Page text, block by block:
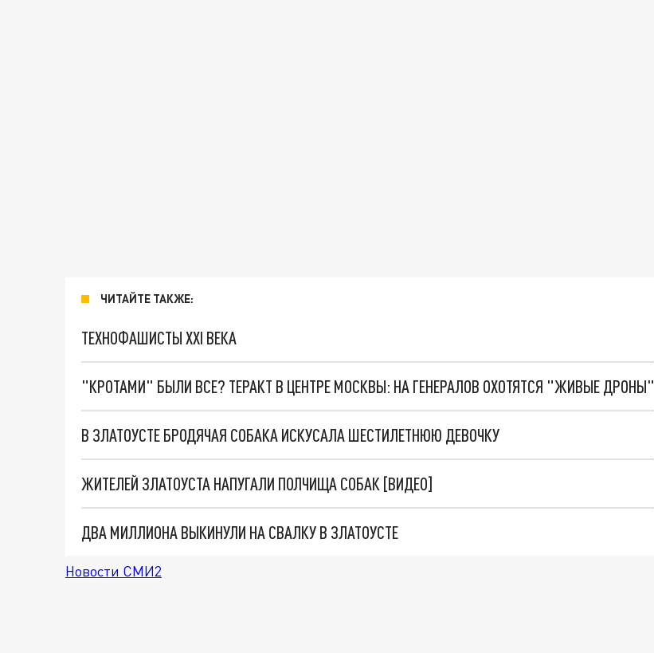
ЧИТАЙТЕ ТАКЖЕ:
ТЕХНОФАШИСТЫ XXI ВЕКА
"КРОТАМИ" БЫЛИ ВСЕ? ТЕРАКТ В ЦЕНТРЕ МОСКВЫ: НА ГЕНЕРАЛОВ ОХОТЯТСЯ "ЖИВЫЕ ДРОНЫ"
В ЗЛАТОУСТЕ БРОДЯЧАЯ СОБАКА ИСКУСАЛА ШЕСТИЛЕТНЮЮ ДЕВОЧКУ
ЖИТЕЛЕЙ ЗЛАТОУСТА НАПУГАЛИ ПОЛЧИЩА СОБАК [ВИДЕО]
ДВА МИЛЛИОНА ВЫКИНУЛИ НА СВАЛКУ В ЗЛАТОУСТЕ
Новости СМИ2